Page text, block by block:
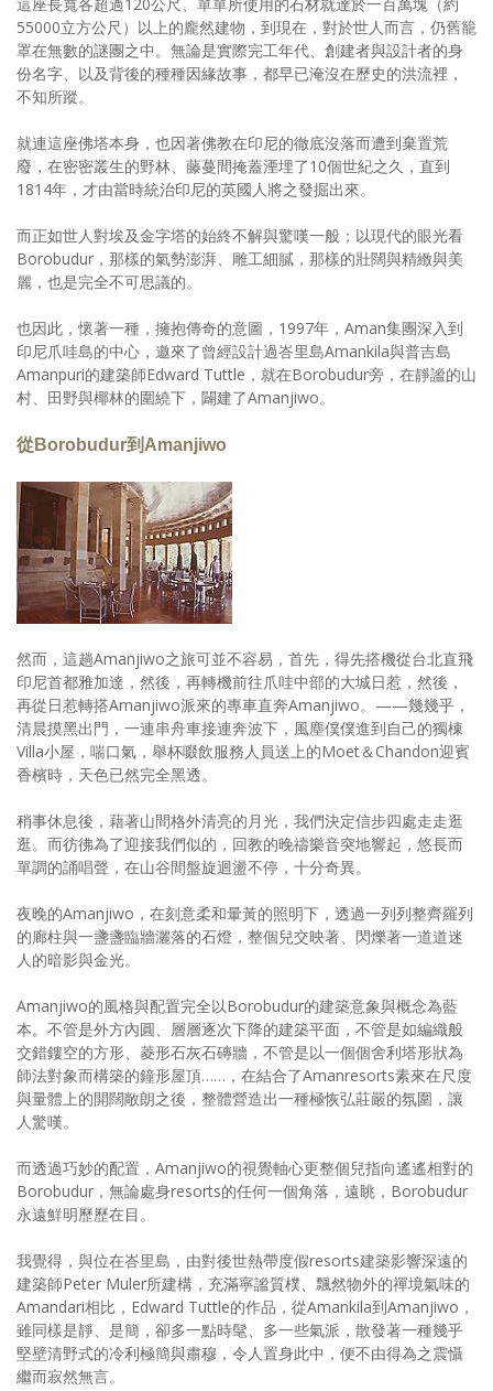
55000立方公尺）以上的龐然建物，到現在，對於世人而言，仍舊籠
罩在無數的謎團之中。無論是實際完工年代、創建者與設計者的身
份名字、以及背後的種種因緣故事，都早已淹沒在歷史的洪流裡，
不知所蹤。
就連這座佛塔本身，也因著佛教在印尼的徹底沒落而遭到棄置荒
廢，在密密叢生的野林、藤蔓間掩蓋湮埋了10個世紀之久，直到
1814年，才由當時統治印尼的英國人將之發掘出來。
而正如世人對埃及金字塔的始終不解與驚嘆一般；以現代的眼光看
Borobudur，那樣的氣勢澎湃、雕工細膩，那樣的壯闊與精緻與美
麗，也是完全不可思議的。
也因此，懷著一種，擁抱傳奇的意圖，1997年，Aman集團深入到
印尼爪哇島的中心，邀來了曾經設計過峇里島Amankila與普吉島
Amanpuri的建築師Edward Tuttle，就在Borobudur旁，在靜謐的山
村、田野與椰林的圍繞下，闢建了Amanjiwo。
從Borobudur到Amanjiwo
然而，這趟Amanjiwo之旅可並不容易，首先，得先搭機從台北直飛
印尼首都雅加達，然後，再轉機前往爪哇中部的大城日惹，然後，
再從日惹轉搭Amanjiwo派來的專車直奔Amanjiwo。——幾幾乎，
清晨摸黑出門，一連串舟車接連奔波下，風塵僕僕進到自己的獨棟
Villa小屋，喘口氣，舉杯啜飲服務人員送上的Moet＆Chandon迎賓
香檳時，天色已然完全黑透。
稍事休息後，藉著山間格外清亮的月光，我們決定信步四處走走逛
逛。而彷彿為了迎接我們似的，回教的晚禱樂音突地響起，悠長而
單調的誦唱聲，在山谷間盤旋迴盪不停，十分奇異。
夜晚的Amanjiwo，在刻意柔和暈黃的照明下，透過一列列整齊羅列
的廊柱與一盞盞臨牆灑落的石燈，整個兒交映著、閃爍著一道道迷
人的暗影與金光。
Amanjiwo的風格與配置完全以Borobudur的建築意象與概念為藍
本。不管是外方內圓、層層逐次下降的建築平面，不管是如編織般
交錯鏤空的方形、菱形石灰石磚牆，不管是以一個個舍利塔形狀為
師法對象而構築的鐘形屋頂……，在結合了Amanresorts素來在尺度
與量體上的開闊敞朗之後，整體營造出一種極恢弘莊嚴的氛圍，讓
人驚嘆。
而透過巧妙的配置，Amanjiwo的視覺軸心更整個兒指向遙遙相對的
Borobudur，無論處身resorts的任何一個角落，遠眺，Borobudur
永遠鮮明歷歷在目。
我覺得，與位在峇里島，由對後世熱帶度假resorts建築影響深遠的
建築師Peter Muler所建構，充滿寧謐質樸、飄然物外的禪境氣味的
Amandari相比，Edward Tuttle的作品，從Amankila到Amanjiwo，
雖同樣是靜、是簡，卻多一點時髦、多一些氣派，散發著一種幾乎
堅壁清野式的冷利極簡與肅穆，令人置身此中，便不由得為之震懾
繼而寂然無言。